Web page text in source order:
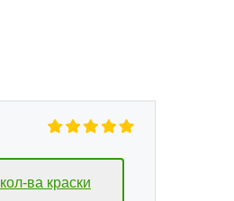
кол-ва краски